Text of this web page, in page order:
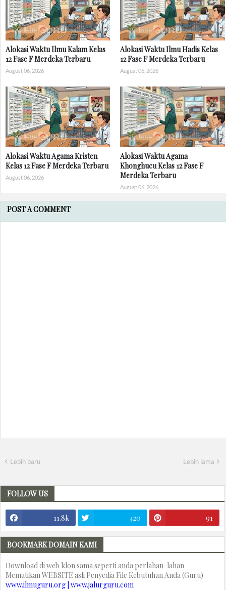
Alokasi Waktu Ilmu Kalam Kelas
12 Fase F Merdeka Terbaru
August 06, 2026
Alokasi Waktu Ilmu Hadis Kelas
12 Fase F Merdeka Terbaru
August 06, 2026
Alokasi Waktu Agama Kristen
Kelas 12 Fase F Merdeka Terbaru
August 06, 2026
Alokasi Waktu Agama
Khonghucu Kelas 12 Fase F
Merdeka Terbaru
August 06, 2026
POST A COMMENT
Lebih baru Lebih lama
FOLLOW US
11.8k 420 91
BOOKMARK DOMAIN KAMI
Download di web klon sama seperti anda perlahan-lahan
Mematikan WEBSITE asli Penyedia File Kebutuhan Anda (Guru)
www.ilmuguru.org | www.jalurguru.com